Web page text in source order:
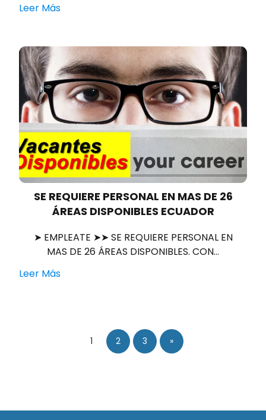
Leer Más
SE REQUIERE PERSONAL EN MAS DE 26
ÁREAS DISPONIBLES ECUADOR
➤ EMPLEATE ➤➤ SE REQUIERE PERSONAL EN
MAS DE 26 ÁREAS DISPONIBLES. CON…
Leer Más
1 2 3 »